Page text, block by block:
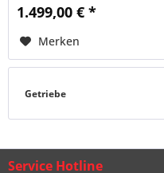
1.499,00 € *
Merken
Getriebe
Service Hotline